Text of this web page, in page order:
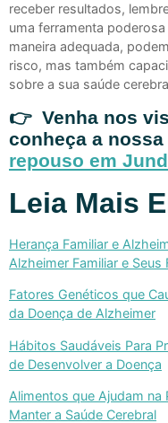
receber resultados,
uma ferramenta
maneira adequada,
risco, mas também
sobre a sua saúde
👉Venha nos
conheça a
repouso em
Leia Mais
Herança Familiar e
Alzheimer Familiar e
Fatores Genéticos que
da Doença de Alzheimer
Hábitos Saudáveis Para
de Desenvolver a Doença
Alimentos que Ajudam na
Manter a Saúde Cerebral